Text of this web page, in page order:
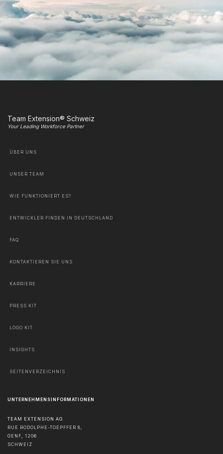
Team Extension® Schweiz
Your Leading Workforce Partner
ÜBER UNS
UNSER TEAM
WIE FUNKTIONIERT ES?
ENTWICKLER FINDEN IN DEUTSCHLAND
FAQ
KONTAKTIEREN SIE UNS
KARRIERE
PRESS KIT
LOGO KIT
INSIGHTS
SEITENVERZEICHNIS
UNTERNEHMENSINFORMATIONEN
TEAM EXTENSION AG
RUE RODOLPHE-TOEPFFER 8,
GENF, 1206
SCHWEIZ